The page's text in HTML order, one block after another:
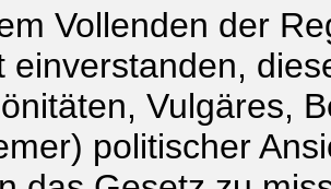
Vollenden der
einverstanden,
Vulgäres,
politischer